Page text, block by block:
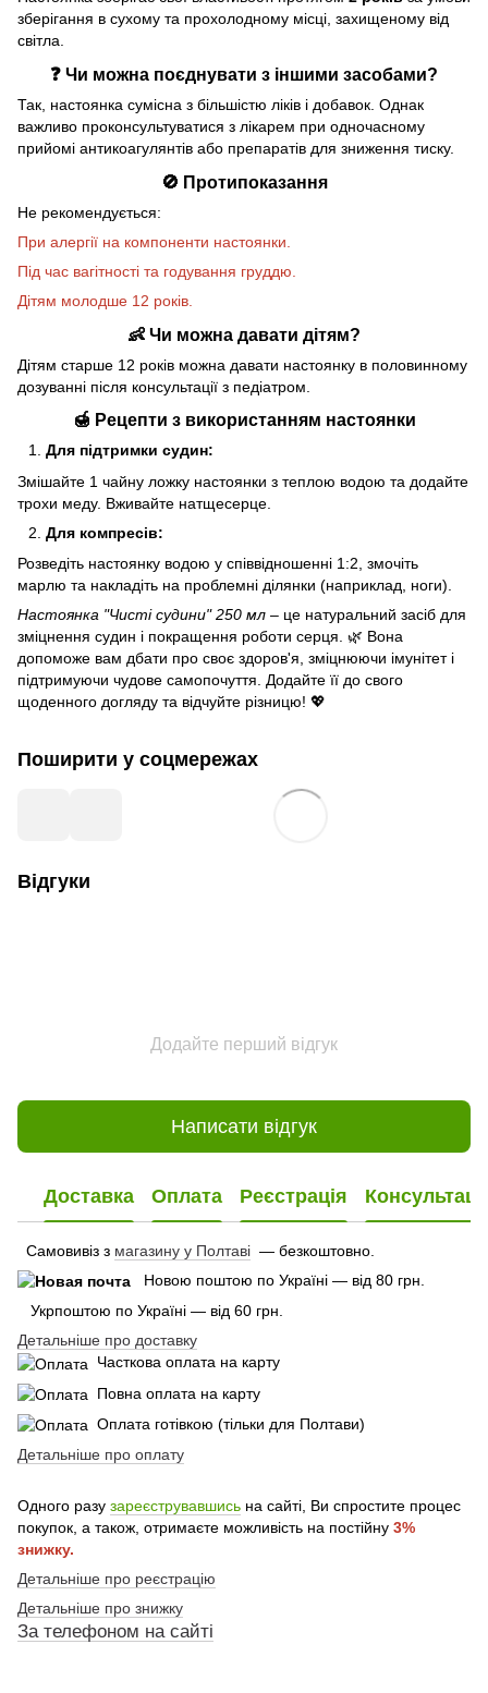
зберігання в сухому та прохолодному місці, захищеному від
світла.
❓ Чи можна поєднувати з іншими засобами?
Так, настоянка сумісна з більшістю ліків і добавок. Однак
важливо проконсультуватися з лікарем при одночасному
прийомі антикоагулянтів або препаратів для зниження тиску.
🚫 Протипоказання
Не рекомендується:
При алергії на компоненти настоянки.
Під час вагітності та годування груддю.
Дітям молодше 12 років.
👶 Чи можна давати дітям?
Дітям старше 12 років можна давати настоянку в половинному
дозуванні після консультації з педіатром.
🍯 Рецепти з використанням настоянки
Для підтримки судин:
Змішайте 1 чайну ложку настоянки з теплою водою та додайте
трохи меду. Вживайте натщесерце.
Для компресів:
Розведіть настоянку водою у співвідношенні 1:2, змочіть
марлю та накладіть на проблемні ділянки (наприклад, ноги).
Настоянка "Чисті судини" 250 мл – це натуральний засіб для
зміцнення судин і покращення роботи серця. 🌿 Вона
допоможе вам дбати про своє здоров'я, зміцнюючи імунітет і
підтримуючи чудове самопочуття. Додайте її до свого
щоденного догляду та відчуйте різницю! 💖
Поширити у соцмережах
Відгуки
Додайте перший відгук
Написати відгук
Доставка Оплата Реєстрація
Самовивіз з магазину у Полтаві — безкоштовно.
Новою поштою по Україні — від 80 грн.
Укрпоштою по Україні — від 60 грн.
Детальніше про доставку
Часткова оплата на карту
Повна оплата на карту
Оплата готівкою (тільки для Полтави)
Детальніше про оплату
Одного разу зареєструвавшись на сайті, Ви спростите процес
покупок, а також, отримаєте можливість на постійну 3%
знижку.
Детальніше про реєстрацію
Детальніше про знижку
За телефоном на сайті